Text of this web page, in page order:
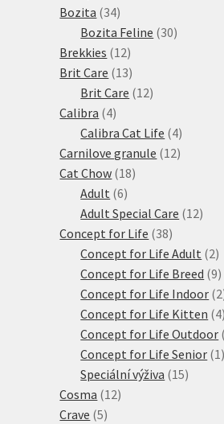
Bozita 3434
produktů
Bozita Feline 3030
Brekkies 1212
produktů
Brit Care 1313
produktů
Brit Care 1212
Calibra 44
produkty
Calibra Cat Life 44
produkty
Carnilove granule 1212
Cat Chow 1818
Adult 66
produktů
Adult Special Care 1212
Concept for Life 3838
produktů
Concept for Life Adult 22
Concept for Life Breed 99
Concept for Life Indoor 2
Concept for Life Kitten 44
Concept for Life Outdoor
Concept for Life Senior 1 1
Speciální výživa 1515
Cosma 1212
Crave 55